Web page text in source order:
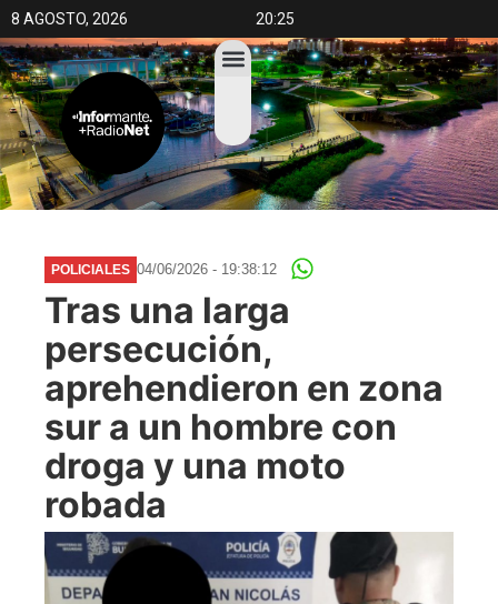
8 AGOSTO, 2026 20:25
POLICIALES 04/06/2026 - 19:38:12
Tras una larga
persecución,
aprehendieron en zona
sur a un hombre con
droga y una moto
robada